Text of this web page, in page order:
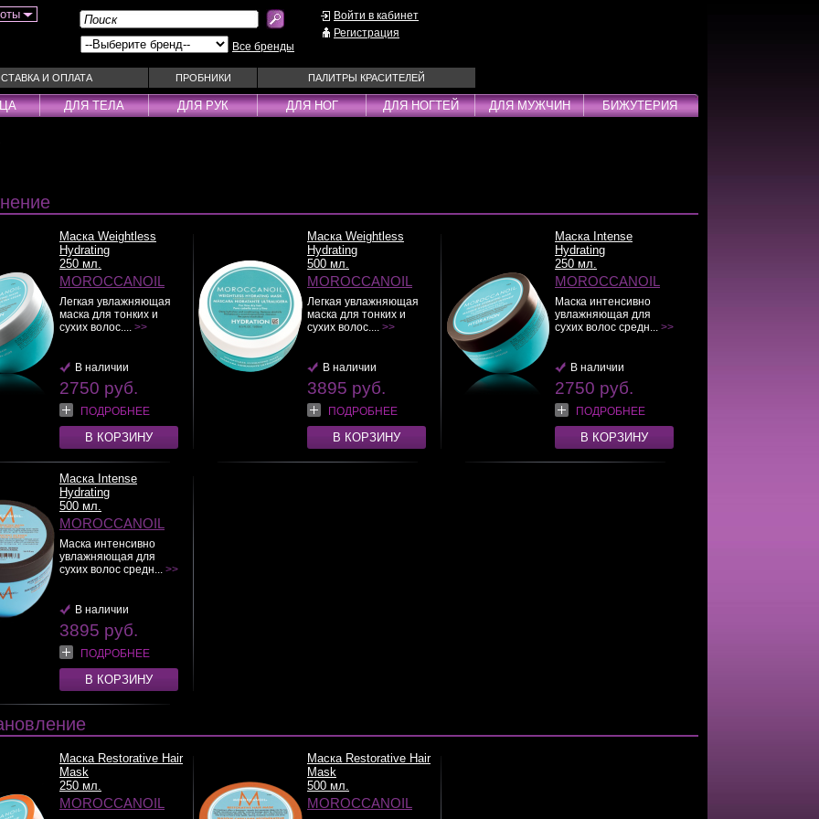
Все бренды
Войти в кабинет
Регистрация
И ОПЛАТА ПРОБНИКИ ПАЛИТРЫ КРАСИТЕЛЕЙ
Несмываемые уходы
Оттеночные уходы
Паста
Пена
Пилинг
Спрей
Стайлеры
Сыворотки
Тонирующие средства
Укладка / Стайлинг
Эликсиры
ДЛЯ ТЕЛА ДЛЯ РУК ДЛЯ НОГ ДЛЯ НОГТЕЙ ДЛЯ МУЖЧИН БИЖУТЕРИЯ
Маска Weightless
Hydrating
250 мл.
MOROCCANOIL
Легкая увлажняющая
маска для тонких и
сухих волос.... >>
В наличии
2750 руб.
ПОДРОБНЕЕ
В КОРЗИНУ
Маска Weightless
Hydrating
500 мл.
MOROCCANOIL
Легкая увлажняющая
маска для тонких и
сухих волос.... >>
В наличии
3895 руб.
ПОДРОБНЕЕ
В КОРЗИНУ
Маска Intense
Hydrating
250 мл.
MOROCCANOIL
Маска интенсивно
увлажняющая для
сухих волос средн... >>
В наличии
2750 руб.
ПОДРОБНЕЕ
В КОРЗИНУ
Маска Intense
Hydrating
500 мл.
MOROCCANOIL
Маска интенсивно
увлажняющая для
сухих волос средн... >>
В наличии
3895 руб.
ПОДРОБНЕЕ
В КОРЗИНУ
Маска Restorative Hair
Mask
250 мл.
MOROCCANOIL
Маска Restorative Hair
Mask
500 мл.
MOROCCANOIL